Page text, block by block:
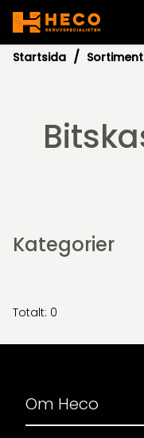
Startsida Sortiment
Totalt: 0
Kategorier
Om Heco